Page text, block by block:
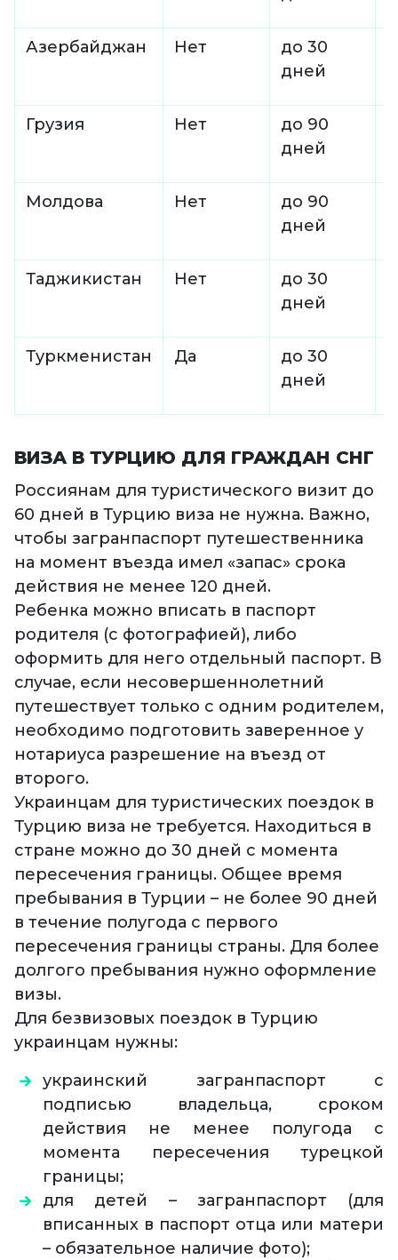
Азербайджан Нет
до 30
дней
Грузия Нет
до 90
дней
Молдова Нет
до 90
дней
Таджикистан Нет
до 30
дней
Туркменистан Да
до 30
дней
ВИЗА В ТУРЦИЮ ДЛЯ ГРАЖДАН СНГ
Россиянам для туристического визит до
60 дней в Турцию виза не нужна. Важно,
чтобы загранпаспорт путешественника
на момент въезда имел «запас» срока
действия не менее 120 дней.
Ребенка можно вписать в паспорт
родителя (с фотографией), либо
оформить для него отдельный паспорт. В
случае, если несовершеннолетний
путешествует только с одним родителем,
необходимо подготовить заверенное у
нотариуса разрешение на въезд от
второго.
Украинцам для туристических поездок в
Турцию виза не требуется. Находиться в
стране можно до 30 дней с момента
пересечения границы. Общее время
пребывания в Турции – не более 90 дней
в течение полугода с первого
пересечения границы страны. Для более
долгого пребывания нужно оформление
визы.
Для безвизовых поездок в Турцию
украинцам нужны:
украинский загранпаспорт с
подписью владельца, сроком
действия не менее полугода с
момента пересечения турецкой
границы;
для детей – загранпаспорт (для
вписанных в паспорт отца или матери
– обязательное наличие фото);